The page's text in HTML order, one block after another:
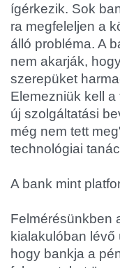
ígérkezik. Sok
ra megfeleljen a
álló probléma. A
nem akarják,
szerepüket
Elemezniük kell
új szolgáltatási
még nem tett
technológiai
A bank mint
Felmérésünkben
kialakulóban
hogy bankja a